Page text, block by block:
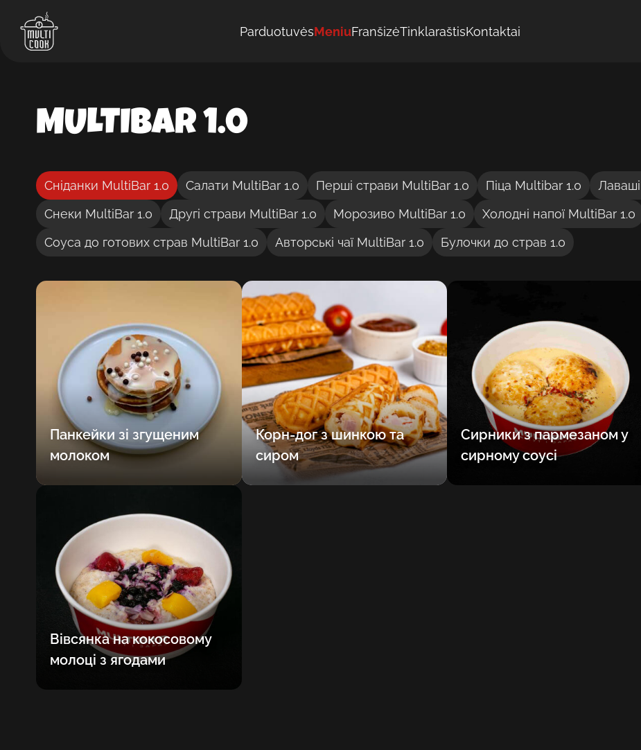
ParduotuvėsMeniuFranšizėTinklaraštisKontaktai
MULTIBAR 1.0
Сніданки MultiBar 1.0 Салати MultiBar 1.0 Перші страви MultiBar 1.0 Піца Multibar 1.0
Снеки MultiBar 1.0
Другі страви MultiBar 1.0 Морозиво MultiBar 1.0 Холодні напої MultiBar 1.0
Соуса до готових страв MultiBar 1.0
Авторські чаї MultiBar 1.0 Булочки до страв 1.0
Панкейки зі згущеним
молоком
Корн-дог з шинкою та
сиром
Сирники з пармезаном у
сирному соусі
Вівсянка на кокосовому
молоці з ягодами